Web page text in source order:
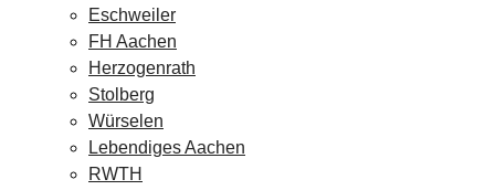
Eschweiler
FH Aachen
Herzogenrath
Stolberg
Würselen
Lebendiges Aachen
RWTH